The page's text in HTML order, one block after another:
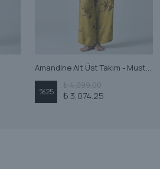
Amandine Alt Üst Takım - Mustard
%25
₺ 4,099.00
₺ 3,074.25